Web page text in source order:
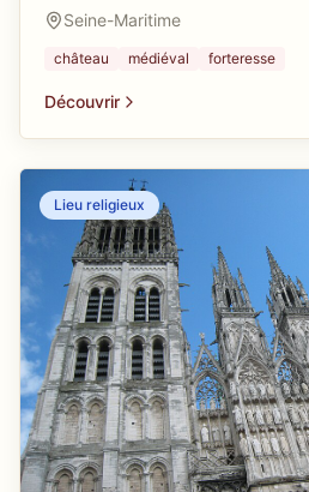
Seine-Maritime
château médiéval forteresse
Découvrir
Lieu religieux